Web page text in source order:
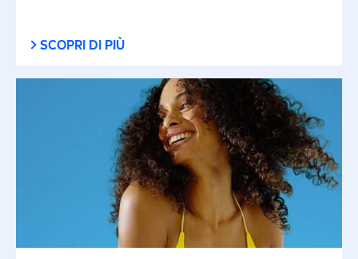
SCOPRI DI PIÙ